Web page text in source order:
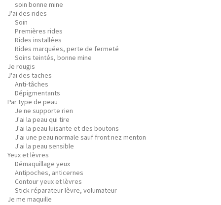
soin bonne mine
J'ai des rides
Soin
Premières rides
Rides installées
Rides marquées, perte de fermeté
Soins teintés, bonne mine
Je rougis
J'ai des taches
Anti-tâches
Dépigmentants
Par type de peau
Je ne supporte rien
J'ai la peau qui tire
J'ai la peau luisante et des boutons
J'ai une peau normale sauf front nez menton
J'ai la peau sensible
Yeux et lèvres
Démaquillage yeux
Antipoches, anticernes
Contour yeux et lèvres
Stick réparateur lèvre, volumateur
Je me maquille